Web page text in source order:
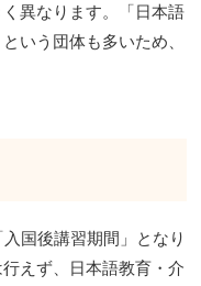
異なります。「日本語
いう団体も多いため、
国後講習期間」となり
えず、日本語教育・介